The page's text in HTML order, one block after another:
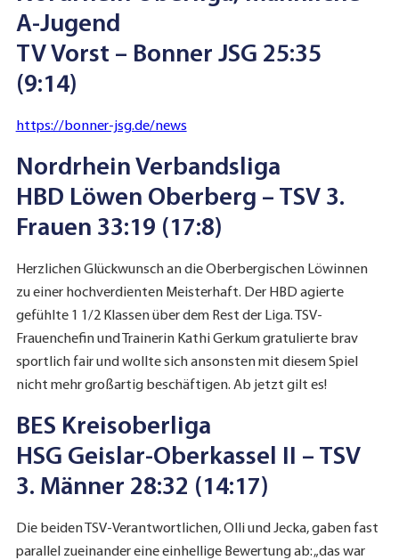
A-Jugend
TV Vorst – Bonner JSG 25:35
(9:14)
https://bonner-jsg.de/news
Nordrhein Verbandsliga
HBD Löwen Oberberg – TSV 3.
Frauen 33:19 (17:8)
Herzlichen Glückwunsch an die Oberbergischen Löwinnen
zu einer hochverdienten Meisterhaft. Der HBD agierte
gefühlte 1 1/2 Klassen über dem Rest der Liga. TSV-
Frauenchefin und Trainerin Kathi Gerkum gratulierte brav
sportlich fair und wollte sich ansonsten mit diesem Spiel
nicht mehr großartig beschäftigen. Ab jetzt gilt es!
BES Kreisoberliga
HSG Geislar-Oberkassel II – TSV
3. Männer 28:32 (14:17)
Die beiden TSV-Verantwortlichen, Olli und Jecka, gaben fast
parallel zueinander eine einhellige Bewertung ab: „das war